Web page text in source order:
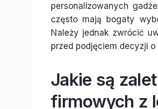
personalizowanych
często mają bogaty
Należy jednak zwrócić
przed podjęciem decyzji o
Jakie są
firmowych z